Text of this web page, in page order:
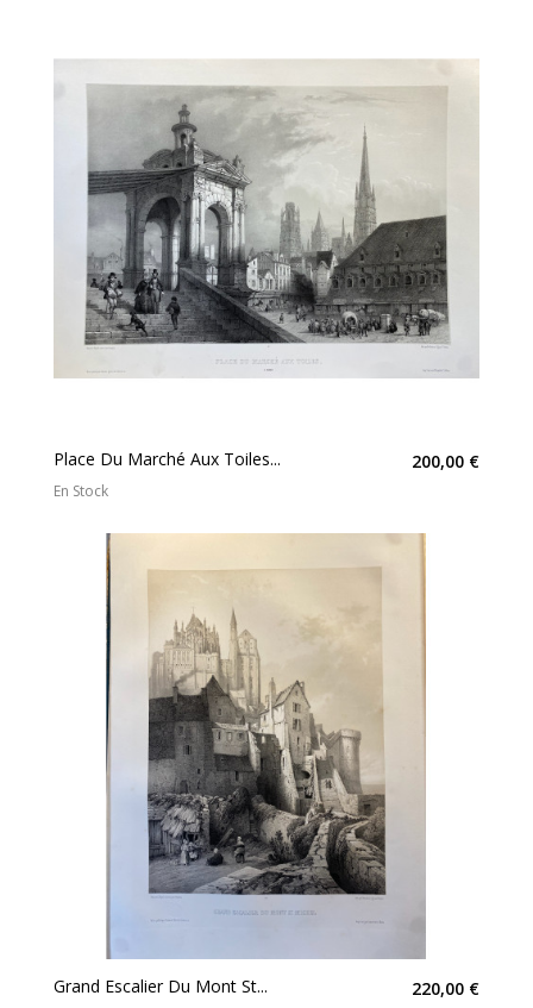
Place Du Marché Aux Toiles... 200,00 €
En Stock
Grand Escalier Du Mont St... 220,00 €